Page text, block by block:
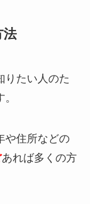
法
りたい人のた
や住所などの
あれば多くの方